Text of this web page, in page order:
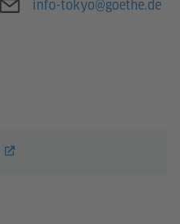
E-Mail
info-tokyo@goethe.de